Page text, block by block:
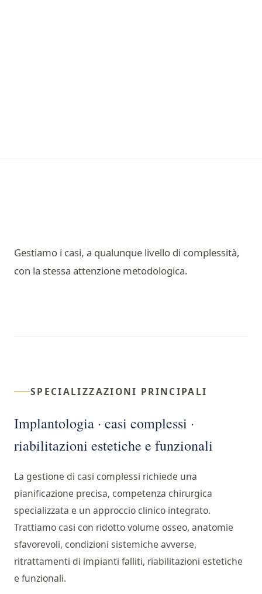
Gestiamo i casi, a qualunque livello di complessità,
con la stessa attenzione metodologica.
SPECIALIZZAZIONI PRINCIPALI
Implantologia · casi complessi ·
riabilitazioni estetiche e funzionali
La gestione di casi complessi richiede una
pianificazione precisa, competenza chirurgica
specializzata e un approccio clinico integrato.
Trattiamo casi con ridotto volume osseo, anatomie
sfavorevoli, condizioni sistemiche avverse,
ritrattamenti di impianti falliti, riabilitazioni estetiche
e funzionali.